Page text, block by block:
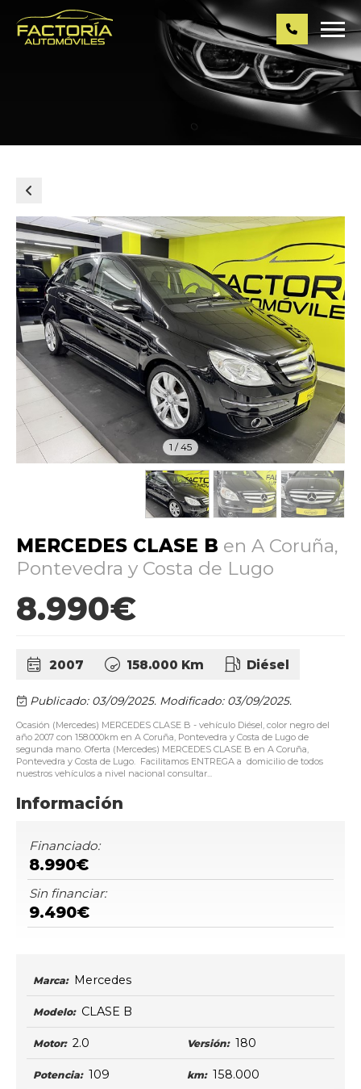
1 /45
MERCEDES CLASE B en A Coruña,
Pontevedra y Costa de Lugo
8.990€
2007 158.000 Km Diésel
Publicado: 03/09/2025. Modificado: 03/09/2025.
Ocasión (Mercedes) MERCEDES CLASE B - vehículo Diésel, color negro del
año 2007 con 158.000km en A Coruña, Pontevedra y Costa de Lugo de
segunda mano. Oferta (Mercedes) MERCEDES CLASE B en A Coruña,
Pontevedra y Costa de Lugo. Facilitamos ENTREGA a domicilio de todos
nuestros vehículos a nivel nacional consultar...
Información
Financiado:
8.990€
Sin financiar:
9.490€
Marca: Mercedes
Modelo: CLASE B
Motor: 2.0 Versión: 180
Potencia: 109 km: 158.000